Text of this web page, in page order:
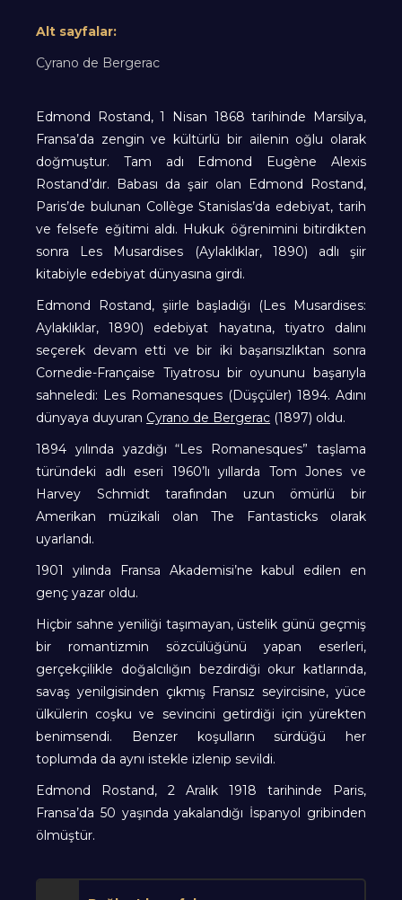
Alt sayfalar:
Cyrano de Bergerac
Edmond Rostand, 1 Nisan 1868 tarihinde Marsilya,
Fransa’da zengin ve kültürlü bir ailenin oğlu olarak
doğmuştur. Tam adı Edmond Eugène Alexis
Rostand’dır. Babası da şair olan Edmond Rostand,
Paris’de bulunan Collège Stanislas’da edebiyat, tarih
ve felsefe eğitimi aldı. Hukuk öğrenimini bitirdikten
sonra Les Musardises (Aylaklıklar, 1890) adlı şiir
kitabiyle edebiyat dünyasına girdi.
Edmond Rostand, şiirle başladığı (Les Musardises:
Aylaklıklar, 1890) edebiyat hayatına, tiyatro dalını
seçerek devam etti ve bir iki başarısızlıktan sonra
Cornedie-Française Tiyatrosu bir oyununu başarıyla
sahneledi: Les Romanesques (Düşçüler) 1894. Adını
dünyaya duyuran Cyrano de Bergerac (1897) oldu.
1894 yılında yazdığı “Les Romanesques” taşlama
türündeki adlı eseri 1960’lı yıllarda Tom Jones ve
Harvey Schmidt tarafından uzun ömürlü bir
Amerikan müzikali olan The Fantasticks olarak
uyarlandı.
1901 yılında Fransa Akademisi’ne kabul edilen en
genç yazar oldu.
Hiçbir sahne yeniliği taşımayan, üstelik günü geçmiş
bir romantizmin sözcülüğünü yapan eserleri,
gerçekçilikle doğalcılığın bezdirdiği okur katlarında,
savaş yenilgisinden çıkmış Fransız seyircisine, yüce
ülkülerin coşku ve sevincini getirdiği için yürekten
benimsendi. Benzer koşulların sürdüğü her
toplumda da aynı istekle izlenip sevildi.
Edmond Rostand, 2 Aralık 1918 tarihinde Paris,
Fransa’da 50 yaşında yakalandığı İspanyol gribinden
ölmüştür.